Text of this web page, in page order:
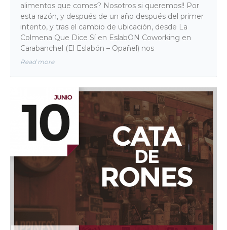
alimentos que comes? Nosotros si queremos!! Por
esta razón, y después de un año después del primer
intento, y tras el cambio de ubicación, desde La
Colmena Que Dice Sí en EslabON Coworking en
Carabanchel (El Eslabón – Opañel) nos
Read more